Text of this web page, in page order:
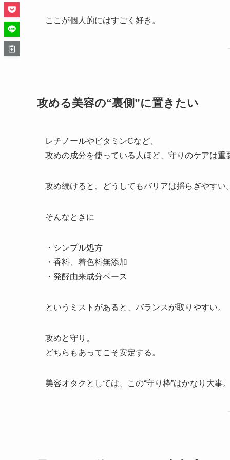
ここが個人的にはすごく好き。
攻める美容の“裏側”に置きたい
レチノールやビタミンCなど、
攻めの成分を使っている人ほど、守りのケアは重
攻め続けると、どうしてもバリアは揺らぎやすい
そんなときに
・シンプル処方
・香料、着色料無添加
・発酵由来成分ベース
というミストがあると、バランスが取りやすい。
攻めと守り。
どちらもあってこそ安定する。
美容オタクとしては、この“守り枠”はかなり大事